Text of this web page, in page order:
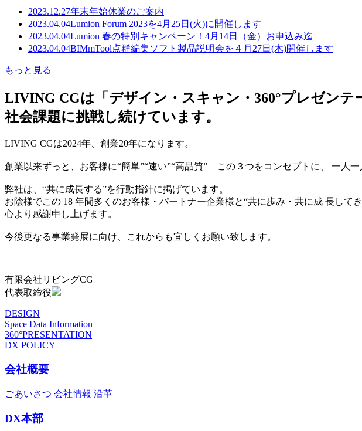
2023.12.27年末年始休業のご案内
2023.04.04Lumion Forum 2023を4月25日(火)に開催します
2023.04.04Lumion 春の特別キャンペーン！4月14日（金）お申込み迄
2023.04.04BIMmTool点群編集ソフト製品説明会を４月27日(木)開催します
もっと見る
LIVING CGは「デザイン・スキャン・360°プレゼン
社会課題に挑戦し続けています。
LIVING CGは2024年、創業20年になります。
創業以来ずっと、お客様に“簡単”“速い”“高品質” この３つをコンセプトに、 一人
弊社は、“共に成長する”を行動指針に掲げています。
お陰様でこの 18 年間多くのお客様・パートナー企業様と“共に歩み・共に成 長して
心より感謝申し上げます。
今後更なる事業発展に向け、これからも宜しくお願い致します。
有限会社リビングCG
代表取締役
DESIGN
Space Data Information
360°PRESENTATION
DX POLICY
会社概要
ごあいさつ 会社情報 沿革
DX本部